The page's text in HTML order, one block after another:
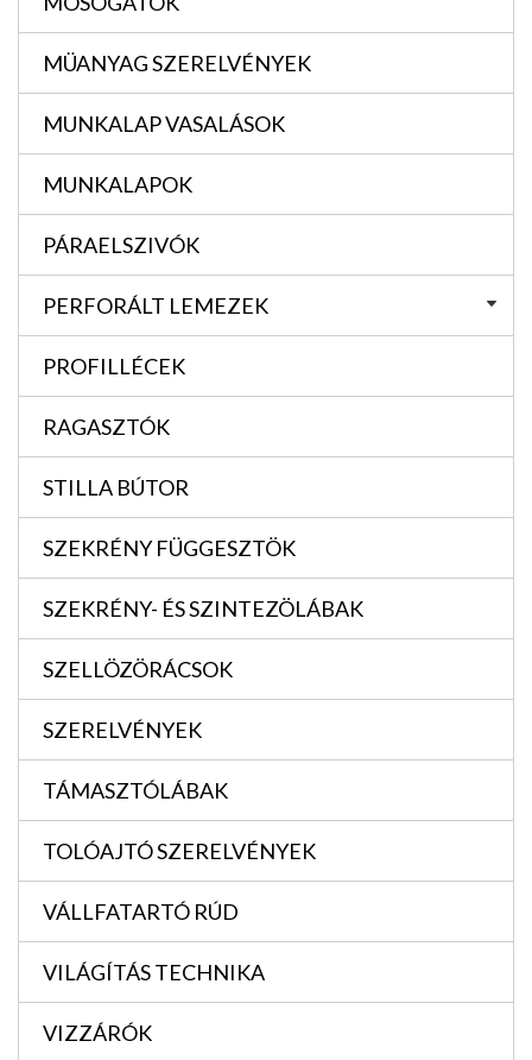
MÜANYAG SZERELVÉNYEK
MUNKALAP VASALÁSOK
MUNKALAPOK
PÁRAELSZIVÓK
PERFORÁLT LEMEZEK
PROFILLÉCEK
RAGASZTÓK
STILLA BÚTOR
SZEKRÉNY FÜGGESZTÖK
SZEKRÉNY- ÉS SZINTEZÖLÁBAK
SZELLÖZÖRÁCSOK
SZERELVÉNYEK
TÁMASZTÓLÁBAK
TOLÓAJTÓ SZERELVÉNYEK
VÁLLFATARTÓ RÚD
VILÁGÍTÁS TECHNIKA
VIZZÁRÓK